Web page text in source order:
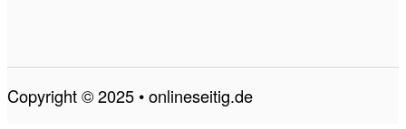
Copyright © 2025 • onlineseitig.de